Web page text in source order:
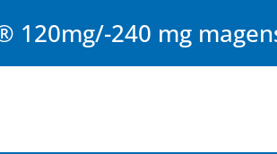
120mg/-240 mg